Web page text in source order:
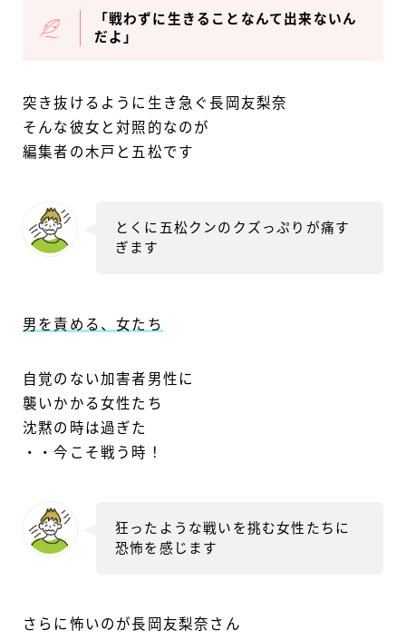
「戦わずに生きることなんて出来ないん
だよ」
突き抜けるように生き急ぐ長岡友梨奈
そんな彼女と対照的なのが
編集者の木戸と五松です
とくに五松クンのクズっぷりが痛す
ぎます
男を責める、女たち
自覚のない加害者男性に
襲いかかる女性たち
沈黙の時は過ぎた
・・今こそ戦う時！
狂ったような戦いを挑む女性たちに
恐怖を感じます
さらに怖いのが長岡友梨奈さん